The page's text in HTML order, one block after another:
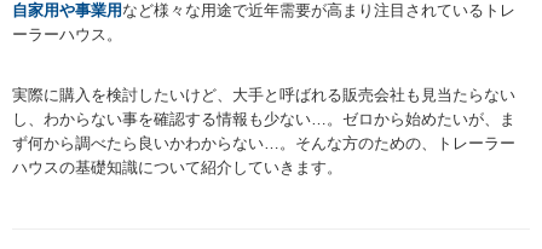
自家用や事業用 など様々な用途で近年需要が高まり注目されているトレ
ーラーハウス。
実際に購入を検討したいけど、大手と呼ばれる販売会社も見当たらない
し、わからない事を確認する情報も少ない…。ゼロから始めたいが、ま
ず何から調べたら良いかわからない…。そんな方のための、トレーラー
ハウスの基礎知識について紹介していきます。